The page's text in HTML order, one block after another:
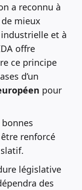
a reconnu à
mieux
et à
offre
ce principe
d’un
pour
renforcé
législative
des